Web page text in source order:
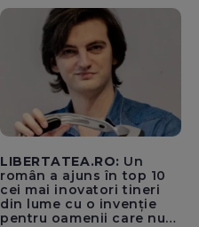
pentru instaurarea
„cenzurii” pe platforma X
LIBERTATEA.RO: Un
român a ajuns în top 10
cei mai inovatori tineri
din lume cu o invenție
pentru oamenii care nu